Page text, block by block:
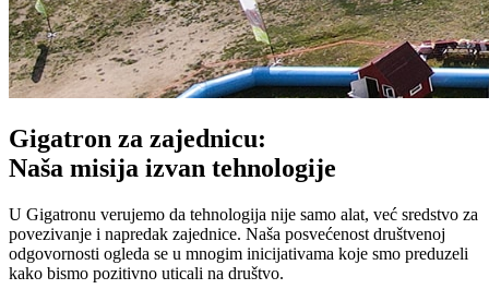
Gigatron za zajednicu:
Naša misija izvan tehnologije
U Gigatronu verujemo da tehnologija nije samo alat, već sredstvo za
povezivanje i napredak zajednice. Naša posvećenost društvenoj
odgovornosti ogleda se u mnogim inicijativama koje smo preduzeli
kako bismo pozitivno uticali na društvo.